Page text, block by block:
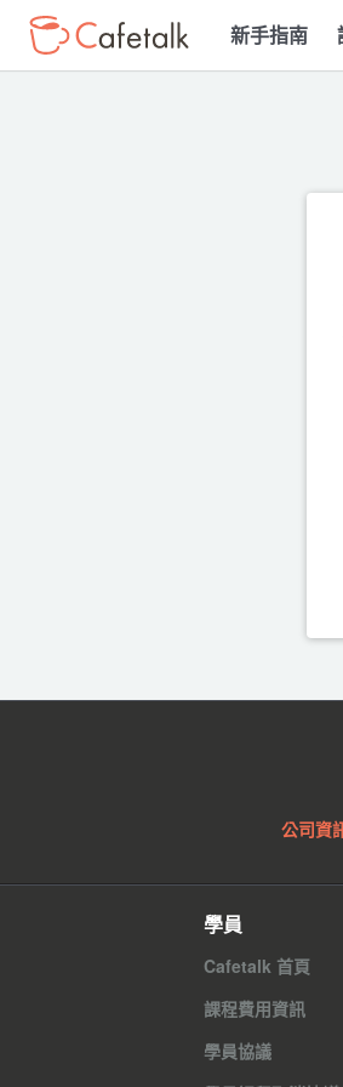
新手指南
公司資
學員
Cafetalk 首頁
課程費用資訊
學員協議